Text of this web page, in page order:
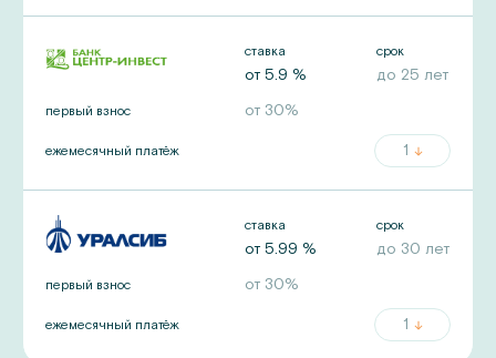
ставка
от 5.9 %
срок
до 25 лет
первый взнос от 30%
ежемесячный платёж 1
ставка
от 5.99 %
срок
до 30 лет
первый взнос от 30%
ежемесячный платёж 1